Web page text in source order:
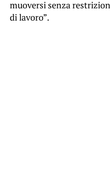
muoversi senza
di lavoro”.